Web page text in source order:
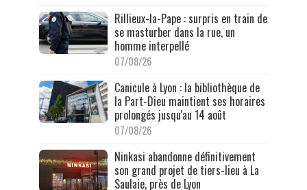
Rillieux-la-Pape : surpris en train de
se masturber dans la rue, un
homme interpellé
07/08/26
Canicule à Lyon : la bibliothèque de
la Part-Dieu maintient ses horaires
prolongés jusqu'au 14 août
07/08/26
Ninkasi abandonne définitivement
son grand projet de tiers-lieu à La
Saulaie, près de Lyon